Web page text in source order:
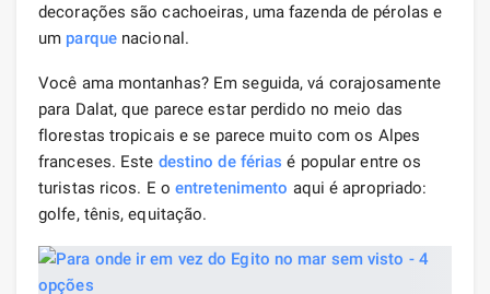
decorações são cachoeiras, uma fazenda de pérolas e
um parquenacional.
Você ama montanhas? Em seguida, vá corajosamente
para Dalat, que parece estar perdido no meio das
florestas tropicais e se parece muito com os Alpes
franceses. Este destino de férias é popular entre os
turistas ricos. E o entretenimento aqui é apropriado:
golfe, tênis, equitação.